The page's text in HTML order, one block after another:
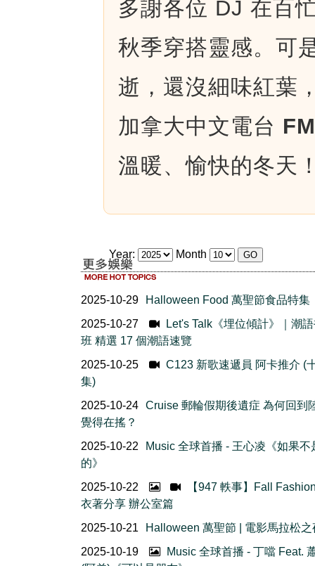
多謝各位 DJ 在百
秋季穿搭靈感。可
逝，還沒細味紅葉
加拿大中文電台
溫暖、愉快的冬天
Year: Month
2025-10-29
Halloween Food 萬聖節食品特集
2025-10-27
Let's Talk《埋位傾計》｜潮
班 精選 17 個潮語速覽
2025-10-25
C123 新歌速遞員 阿卡推介 (
集)
2025-10-24 Cruise 郵輪假期後遺症 為何回到
覺得在搖？
2025-10-22
Music 全球首播 - 王心凌《如果不
的》
2025-10-22
【947 軼事】Fall
衣著分享 辦公室篇
2025-10-21
Halloween 萬聖節 | 電影馬拉松之
2025-10-19
Music 全球首播 - 丁噹 Feat.